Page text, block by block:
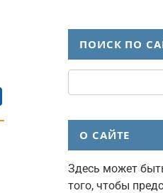
ПОИСК ПО
О САЙТЕ
Здесь может
того, чтобы